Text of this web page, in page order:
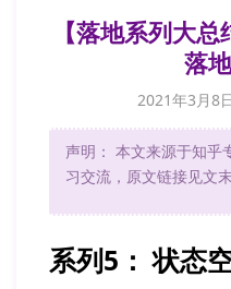
【落地系列大
落
2021年3月8
声明： 本文来源于知乎
习交流，原文链接见文末
系列5： 状态